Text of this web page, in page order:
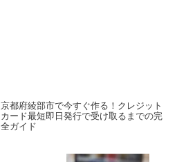
京都府綾部市で今すぐ作る！クレジット
カード最短即日発行で受け取るまでの完
全ガイド